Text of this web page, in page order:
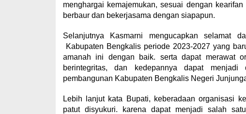
menghargai kemajemukan, sesuai dengan
berbaur dan bekerjasama dengan siapapun.
Selanjutnya Kasmarni mengucapkan selamat
Kabupaten Bengkalis periode 2023-2027 yang
amanah ini dengan baik. serta dapat merawat
berintegritas, dan kedepannya dapat
pembangunan Kabupaten Bengkalis Negeri
Lebih lanjut kata Bupati, keberadaan organisasi
patut disyukuri. karena dapat menjadi salah